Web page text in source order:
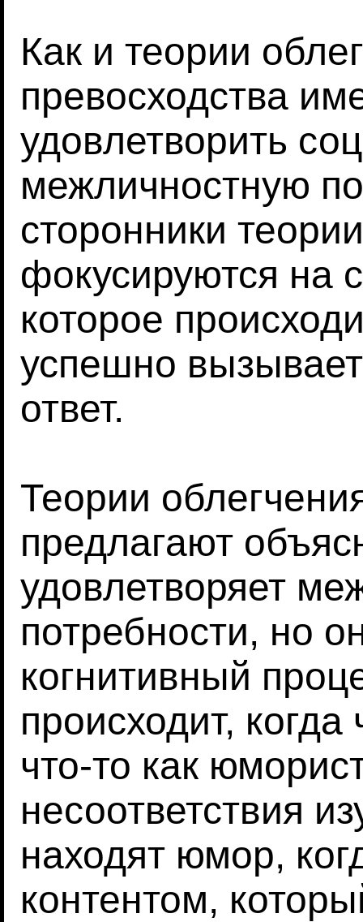
Как и теории
превосходства
удовлетворить
межличностную
сторонники
фокусируются на
которое
успешно
ответ.
Теории
предлагают
удовлетворяет
потребности, но
когнитивный
происходит,
что-то как
несоответствия
находят юмор,
контентом,